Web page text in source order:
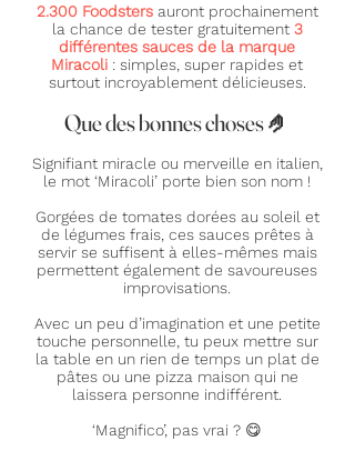
2.300 Foodstersauront prochainement
la chance de tester gratuitement 3
différentes sauces de la marque
Miracoli : simples, super rapides et
surtout incroyablement délicieuses.
Que des bonnes choses 🤌
Signifiant miracle ou merveille en italien,
le mot ‘Miracoli’ porte bien son nom !
Gorgées de tomates dorées au soleil et
de légumes frais, ces sauces prêtes à
servir se suffisent à elles-mêmes mais
permettent également de savoureuses
improvisations.
Avec un peu d’imagination et une petite
touche personnelle, tu peux mettre sur
la table en un rien de temps un plat de
pâtes ou une pizza maison qui ne
laissera personne indifférent.
‘Magnifico’, pas vrai ? 😋